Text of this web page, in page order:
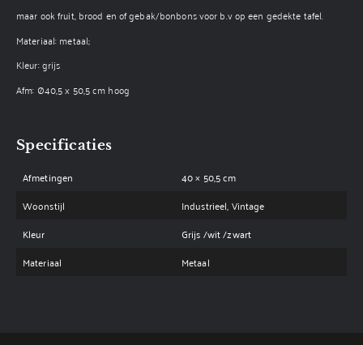
maar ook fruit, brood en of gebak/bonbons voor b.v op een gedekte tafel.
Materiaal: metaal;
Kleur: grijs
Afm: Ø40,5 x 50,5 cm hoog
Specificaties
Afmetingen
40 × 50,5 cm
Woonstijl
Industrieel, Vintage
Kleur
Grijs /wit /zwart
Materiaal
Metaal